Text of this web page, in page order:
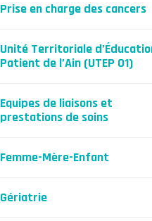
Prise en charge des cancers
Unité Territoriale
Patient de l’Ain (UTEP 01)
Equipes de liaisons et
prestations de soins
Femme-Mère-Enfant
Gériatrie